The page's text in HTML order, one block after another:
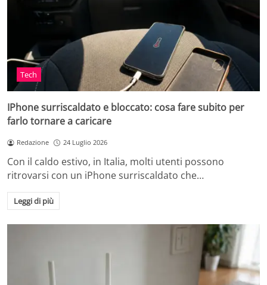
Tech
IPhone surriscaldato e bloccato: cosa fare subito per
farlo tornare a caricare
Redazione 24 Luglio 2026
Con il caldo estivo, in Italia, molti utenti possono
ritrovarsi con un iPhone surriscaldato che…
Leggi di più